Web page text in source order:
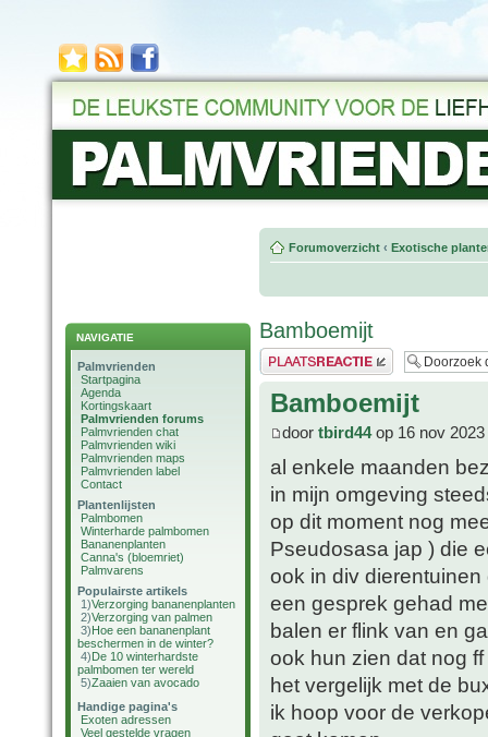
NAVIGATIE
Palmvrienden
Startpagina
Agenda
Kortingskaart
Palmvrienden forums
Palmvrienden chat
Palmvrienden wiki
Palmvrienden maps
Palmvrienden label
Contact
Plantenlijsten
Palmbomen
Winterharde palmbomen
Bananenplanten
Canna's (bloemriet)
Palmvarens
Populairste artikels
1)Verzorging bananenplanten
2)Verzorging van palmen
3)Hoe een bananenplant
beschermen in de winter?
4)De 10 winterhardste
palmbomen ter wereld
5)Zaaien van avocado
Handige pagina's
Exoten adressen
Veel gestelde vragen
Forumoverzicht ‹ Exotische
Bamboemijt
Plaats een reactie
Bamboemijt
door tbird44op 16 nov 2023
al enkele maanden
in mijn omgeving
op dit moment nog
Pseudosasa jap ) die
ook in div
een gesprek gehad
balen er flink van en
ook hun zien dat nog
het vergelijk met de
ik hoop voor de